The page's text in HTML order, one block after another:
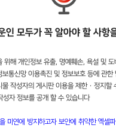
인 모두가 꼭 알아야 할 사항
위해 개인정보 유출, 명예훼손, 욕설 및 도
보통신망 이용촉진 및 정보보호 등에 관한
물 작성자의 게시판 이용을 제한 · 정지할
성자 정보를 공개 할 수 있습니다
미연에 방지하고자 보안에 취약한 엑셀